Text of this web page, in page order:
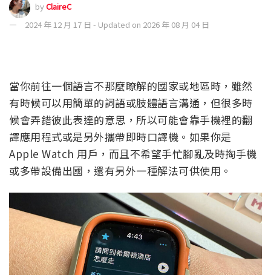
byClaireC
2024 年 12 月 17 日 - Updated on 2026 年 08 月 04 日
當你前往一個語言不那麼瞭解的國家或地區時，雖然
有時候可以用簡單的詞語或肢體語言溝通，但很多時
候會弄錯彼此表達的意思，所以可能會靠手機裡的翻
譯應用程式或是另外攜帶即時口譯機。如果你是
Apple Watch 用戶，而且不希望手忙腳亂及時掏手機
或多帶設備出國，還有另外一種解法可供使用。